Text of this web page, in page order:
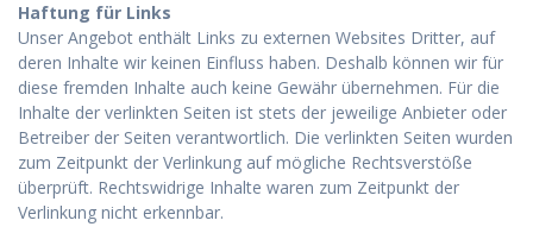
Haftung für Links
Unser Angebot enthält Links zu externen Websites Dritter, auf
deren Inhalte wir keinen Einfluss haben. Deshalb können wir für
diese fremden Inhalte auch keine Gewähr übernehmen. Für die
Inhalte der verlinkten Seiten ist stets der jeweilige Anbieter oder
Betreiber der Seiten verantwortlich. Die verlinkten Seiten wurden
zum Zeitpunkt der Verlinkung auf mögliche Rechtsverstöße
überprüft. Rechtswidrige Inhalte waren zum Zeitpunkt der
Verlinkung nicht erkennbar.